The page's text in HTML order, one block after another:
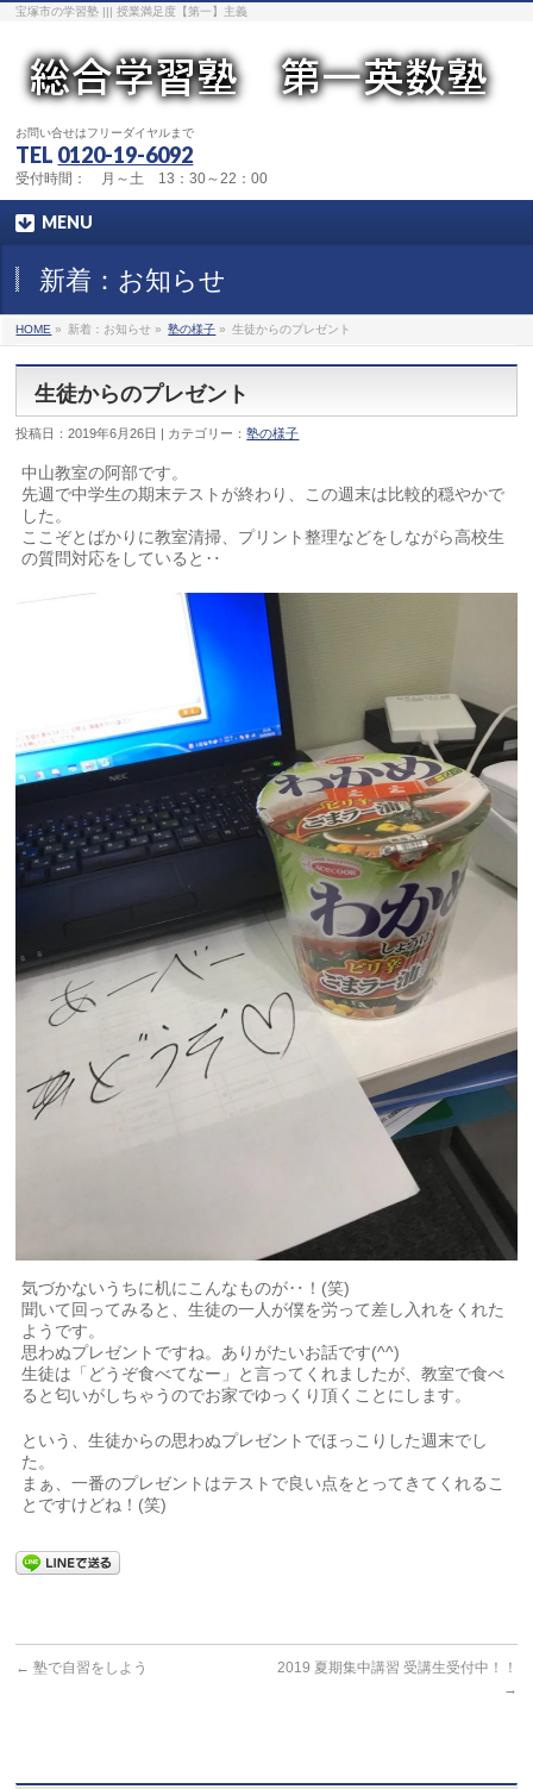
宝塚市の学習塾 ||| 授業満足度【第一】主義
お問い合せはフリーダイヤルまで
TEL 0120-19-6092
受付時間： 月～土 13：30～22：00
MENU
新着：お知らせ
HOME » 新着：お知らせ » 塾の様子 » 生徒からのプレゼント
生徒からのプレゼント
投稿日：2019年6月26日 | カテゴリー：塾の様子
中山教室の阿部です。
先週で中学生の期末テストが終わり、この週末は比較的穏やかで
した。
ここぞとばかりに教室清掃、プリント整理などをしながら高校生
の質問対応をしていると‥
気づかないうちに机にこんなものが‥！(笑)
聞いて回ってみると、生徒の一人が僕を労って差し入れをくれた
ようです。
思わぬプレゼントですね。ありがたいお話です(^^)
生徒は「どうぞ食べてなー」と言ってくれましたが、教室で食べ
ると匂いがしちゃうのでお家でゆっくり頂くことにします。
という、生徒からの思わぬプレゼントでほっこりした週末でし
た。
まぁ、一番のプレゼントはテストで良い点をとってきてくれるこ
とですけどね！(笑)
← 塾で自習をしよう
2019 夏期集中講習 受講生受付中！！
→